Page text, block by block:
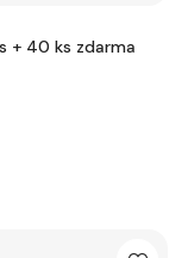
+ 40 ks zdarma